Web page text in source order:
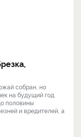
собран, но
на будущий год.
половины
и вредителей, а